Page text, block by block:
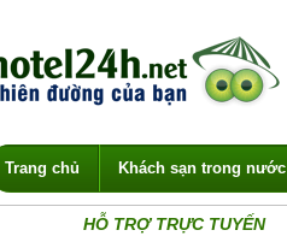
Trang chủ Khách sạn trong nước
HỖ TRỢ TRỰC TUYẾN